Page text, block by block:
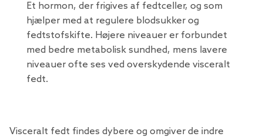
Et hormon, der frigives af fedtceller, og som
hjælper med at regulere blodsukker og
fedtstofskifte. Højere niveauer er forbundet
med bedre metabolisk sundhed, mens lavere
niveauer ofte ses ved overskydende visceralt
fedt.
Visceralt fedt findes dybere og omgiver de indre